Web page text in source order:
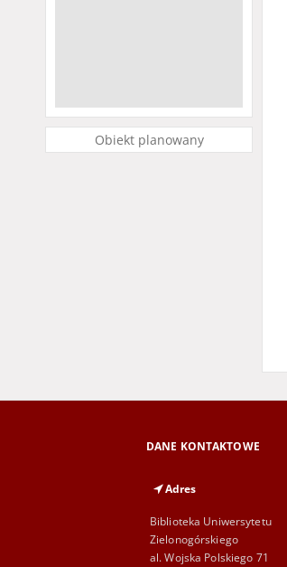
Obiekt planowany
DANE KONTAKTOWE
Adres
Biblioteka Uniwersytetu
Zielonogórskiego
al. Wojska Polskiego 71